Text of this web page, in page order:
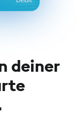
deiner